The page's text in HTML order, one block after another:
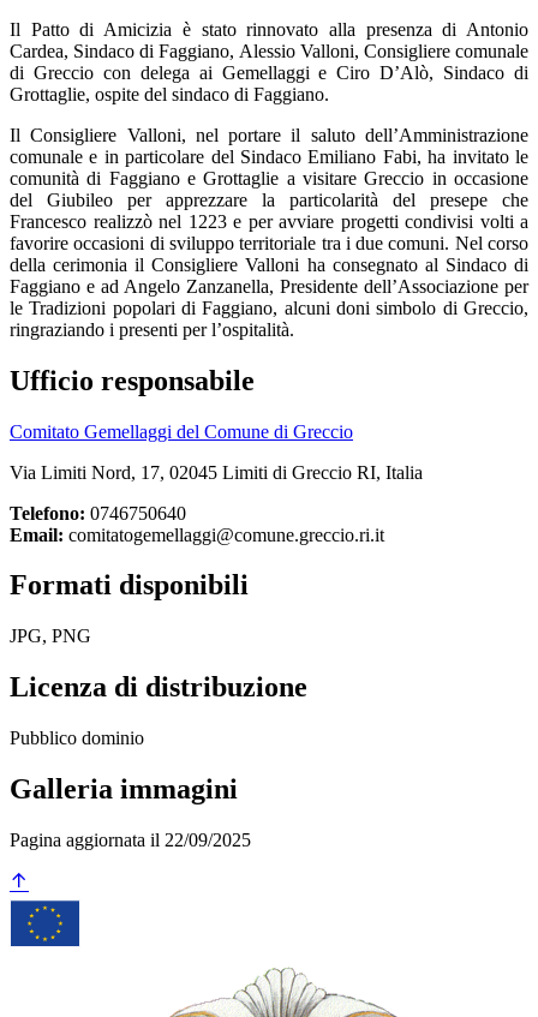
Il Patto di Amicizia è stato rinnovato alla presenza di Antonio
Cardea, Sindaco di Faggiano, Alessio Valloni, Consigliere comunale
di Greccio con delega ai Gemellaggi e Ciro D’Alò, Sindaco di
Grottaglie, ospite del sindaco di Faggiano.
Il Consigliere Valloni, nel portare il saluto dell’Amministrazione
comunale e in particolare del Sindaco Emiliano Fabi, ha invitato le
comunità di Faggiano e Grottaglie a visitare Greccio in occasione
del Giubileo per apprezzare la particolarità del presepe che
Francesco realizzò nel 1223 e per avviare progetti condivisi volti a
favorire occasioni di sviluppo territoriale tra i due comuni. Nel corso
della cerimonia il Consigliere Valloni ha consegnato al Sindaco di
Faggiano e ad Angelo Zanzanella, Presidente dell’Associazione per
le Tradizioni popolari di Faggiano, alcuni doni simbolo di Greccio,
ringraziando i presenti per l’ospitalità.
Ufficio responsabile
Comitato Gemellaggi del Comune di Greccio
Via Limiti Nord, 17, 02045 Limiti di Greccio RI, Italia
Telefono: 0746750640
Email: comitatogemellaggi@comune.greccio.ri.it
Formati disponibili
JPG, PNG
Licenza di distribuzione
Pubblico dominio
Galleria immagini
Pagina aggiornata il 22/09/2025